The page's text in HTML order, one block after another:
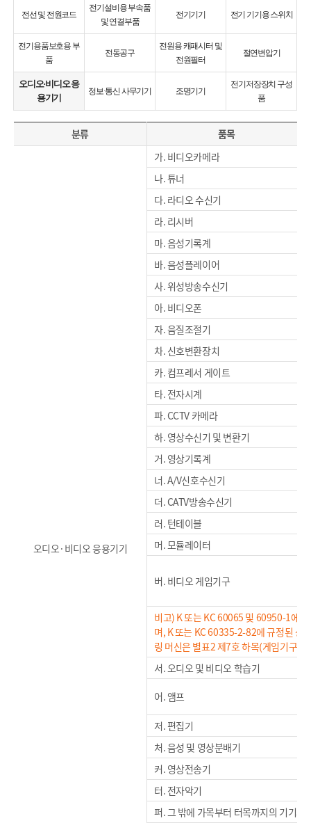
전선 및 전원코드
전기설비용 부속품
및 연결부품
전기기기 전기 기기용 스위치
전기용품보호용 부
품
전동공구
전원용 캐패시터 및
전원필터
절연변압기
오디오·비디오 응
용기기
정보·통신 사무기기 조명기기
전기저장장치 구성
품
분류 품목
오디오·비디오 응용기기
가. 비디오카메라
나. 튜너
다. 라디오 수신기
라. 리시버
마. 음성기록계
바. 음성플레이어
사. 위성방송수신기
아. 비디오폰
자. 음질조절기
차. 신호변환장치
카. 컴프레서 게이트
타. 전자시계
파. CCTV 카메라
하. 영상수신기 및 변환기
거. 영상기록계
너. A/V신호수신기
더. CATV방송수신기
러. 턴테이블
머. 모듈레이터
버. 비디오 게임기구
비고) K 또는 KC 60065 및 60950-1에
며, K 또는 KC 60335-2-82에 규정된 상
링 머신은 별표2 제7호 하목(게임기구)
서. 오디오 및 비디오 학습기
어. 앰프
저. 편집기
처. 음성 및 영상분배기
커. 영상전송기
터. 전자악기
퍼. 그 밖에 가목부터 터목까지의 기기와